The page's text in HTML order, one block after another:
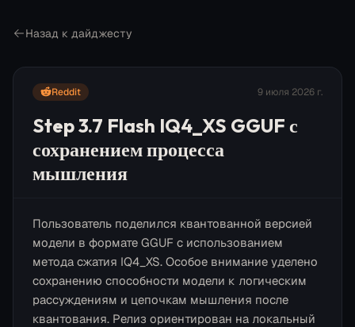
Назад к дайджесту
Reddit 9 июля 2026 г.
Step 3.7 Flash IQ4_XS GGUF с
сохранением процесса
мышления
Пользователь поделился квантованной версией
модели в формате GGUF с использованием
метода сжатия IQ4_XS. Особое внимание уделено
сохранению способности модели к логическим
рассуждениям и цепочкам мышления после
квантования. Релиз ориентирован на локальный